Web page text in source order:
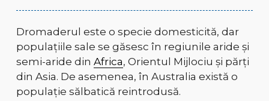
Dromaderul este o specie domesticită, dar
populațiile sale se găsesc în regiunile aride și
semi-aride din Africa, Orientul Mijlociu și părți
din Asia. De asemenea, în Australia există o
populație sălbatică reintrodusă.